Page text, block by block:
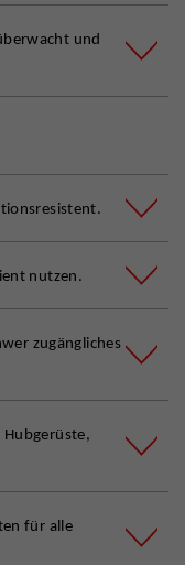
und
nutzen.
zugängliches
Hubgerüste,
für alle